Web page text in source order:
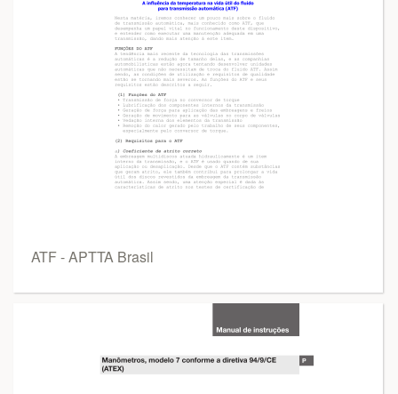
ATF - APTTA Brasil